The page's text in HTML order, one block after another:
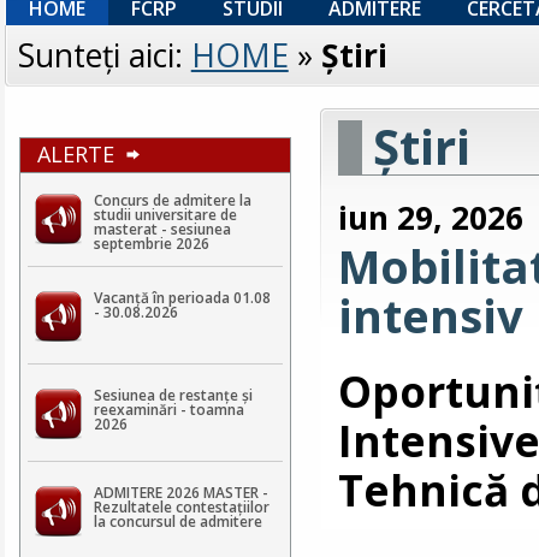
HOME FCRP STUDII ADMITERE
Sunteţi aici: HOME » Ştiri
ALERTE
Concurs de admitere la
studii universitare de
masterat - sesiunea
septembrie 2026
Vacanță în perioada 01.08
- 30.08.2026
Sesiunea de restanțe și
reexaminări - toamna
2026
ADMITERE 2026 MASTER -
Rezultatele contestaţiilor
la concursul de admitere
Ştiri
iun 29, 2026
intensiv
Tehnică